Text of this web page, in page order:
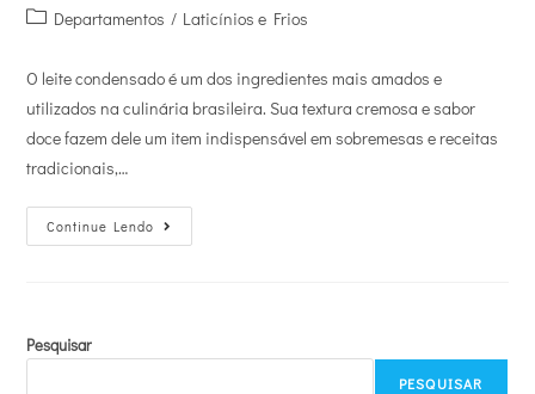
Departamentos / Laticínios e Frios
O leite condensado é um dos ingredientes mais amados e
utilizados na culinária brasileira. Sua textura cremosa e sabor
doce fazem dele um item indispensável em sobremesas e receitas
tradicionais,…
Continue Lendo
Pesquisar
PESQUISAR